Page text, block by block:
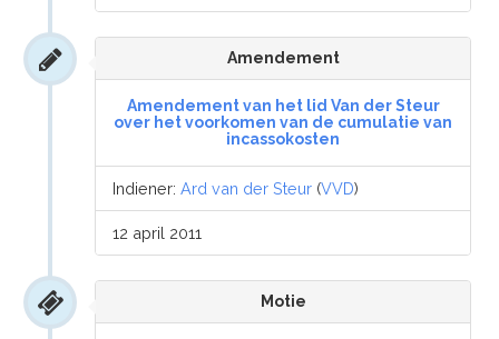
Amendement
Amendement van het lid Van der Steur
over het voorkomen van de cumulatie van
incassokosten
Indiener:Ard van der Steur (VVD)
12 april 2011
Motie